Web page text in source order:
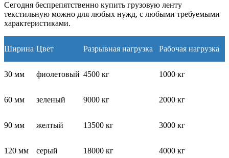
Сегодня беспрепятственно купить грузовую ленту
текстильную можно для любых нужд, с любыми требуемыми
характеристиками.
Ширина Цвет Разрывная нагрузка Рабочая нагрузка
30 мм фиолетовый 4500 кг 1000 кг
60 мм зеленый 9000 кг 2000 кг
90 мм желтый 13500 кг 3000 кг
120 мм серый 18000 кг 4000 кг